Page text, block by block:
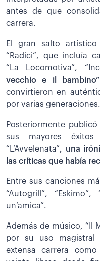
antes de que
carrera.
El gran salto
“Radici”, que incluía
“La Locomotiva”,
vecchio e il
convirtieron en
por varias generaciones.
Posteriormente
sus mayores éxitos
“L’Avvelenata”, una
las críticas que había
Entre sus canciones
“Autogrill”,
un’amica”.
Además de músico, “Il
por su uso magistral
extensa carrera